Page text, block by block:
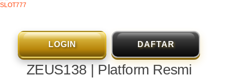
SLOT777
LOGIN DAFTAR
ZEUS138 | Platform Resmi